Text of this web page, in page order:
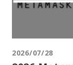
2026/07/28